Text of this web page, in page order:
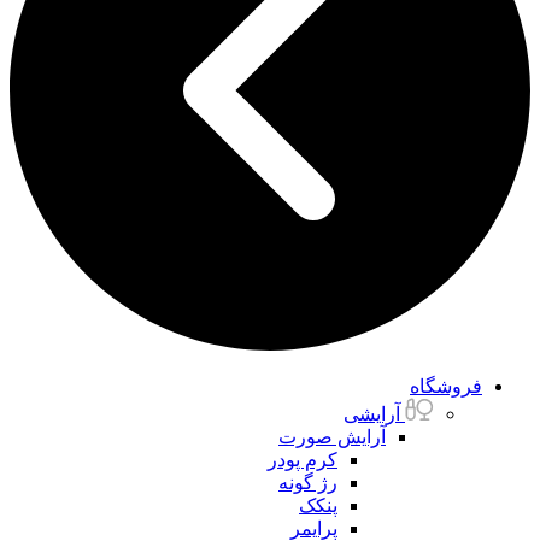
فروشگاه
آرایشی
آرایش صورت
کرم پودر
رژ گونه
پنکک
پرایمر